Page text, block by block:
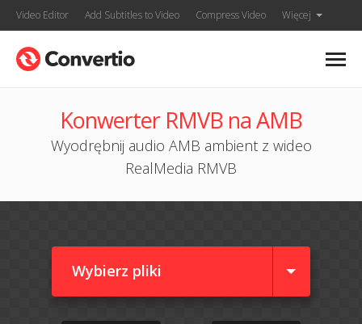
Video Editor Add Subtitles to Video Compress Video Więcej
Konwerter RMVB na AMB
Wyodrębnij audio AMB ambient z wideo
RealMedia RMVB
Wybierz pliki